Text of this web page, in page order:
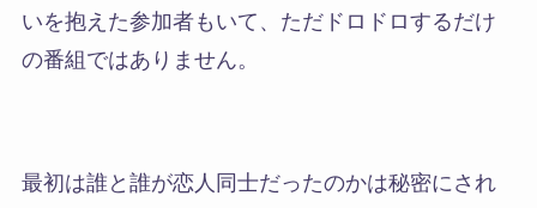
いを抱えた参加者もいて、ただドロドロするだけ
の番組ではありません。
最初は誰と誰が恋人同士だったのかは秘密にされ